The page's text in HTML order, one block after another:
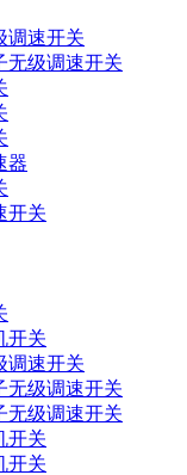
调速开关
无级调速开关
器
开关
开关
调速开关
无级调速开关
无级调速开关
开关
开关